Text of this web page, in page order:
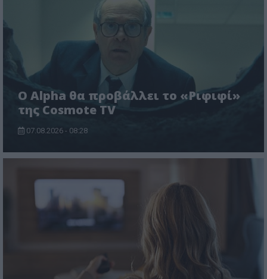
Ο Alpha θα προβάλλει το «Ριφιφί»
της Cosmote TV
07.08.2026 - 08:28